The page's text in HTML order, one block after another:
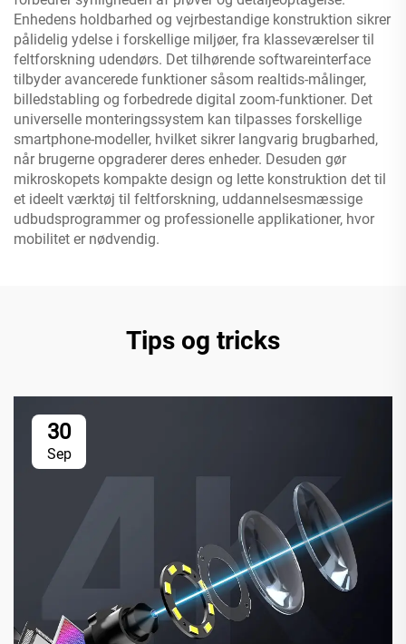
Enhedens holdbarhed og vejrbestandige konstruktion sikrer
pålidelig ydelse i forskellige miljøer, fra klasseværelser til
feltforskning udendørs. Det tilhørende softwareinterface
tilbyder avancerede funktioner såsom realtids-målinger,
billedstabling og forbedrede digital zoom-funktioner. Det
universelle monteringssystem kan tilpasses forskellige
smartphone-modeller, hvilket sikrer langvarig brugbarhed,
når brugerne opgraderer deres enheder. Desuden gør
mikroskopets kompakte design og lette konstruktion det til
et ideelt værktøj til feltforskning, uddannelsesmæssige
udbudsprogrammer og professionelle applikationer, hvor
mobilitet er nødvendig.
Tips og tricks
30
Sep